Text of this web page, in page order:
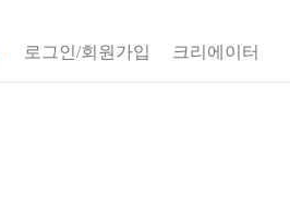
로그인/회원가입 크리에이터